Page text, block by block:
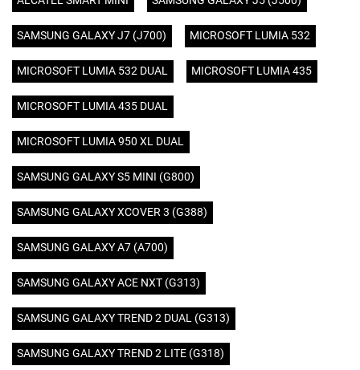
SAMSUNG GALAXY J7 (J700) MICROSOFT LUMIA 532
MICROSOFT LUMIA 532 DUAL MICROSOFT LUMIA 435
MICROSOFT LUMIA 435 DUAL
MICROSOFT LUMIA 950 XL DUAL
SAMSUNG GALAXY S5 MINI (G800)
SAMSUNG GALAXY XCOVER 3 (G388)
SAMSUNG GALAXY A7 (A700)
SAMSUNG GALAXY ACE NXT (G313)
SAMSUNG GALAXY TREND 2 DUAL (G313)
SAMSUNG GALAXY TREND 2 LITE (G318)